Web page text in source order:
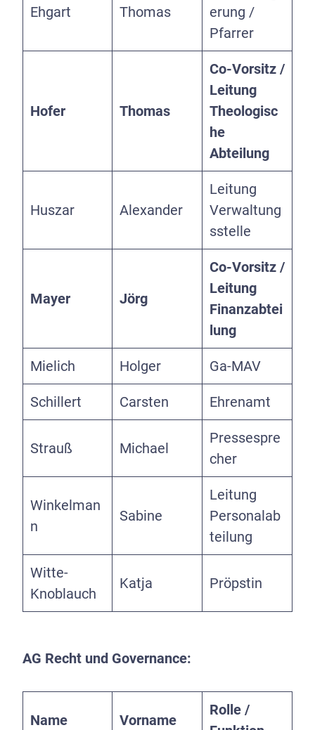
Ehgart Thomas
erung /
Pfarrer
Hofer Thomas
Co-Vorsitz /
Leitung
Theologisc
he
Abteilung
Huszar Alexander
Leitung
Verwaltung
sstelle
Mayer Jörg
Co-Vorsitz /
Leitung
Finanzabtei
lung
Mielich Holger Ga-MAV
Schillert Carsten Ehrenamt
Strauß Michael
Pressespre
cher
Winkelman
n
Sabine
Leitung
Personalab
teilung
Witte-
Knoblauch
Katja Pröpstin
AG Recht und Governance:
Name Vorname
Rolle /